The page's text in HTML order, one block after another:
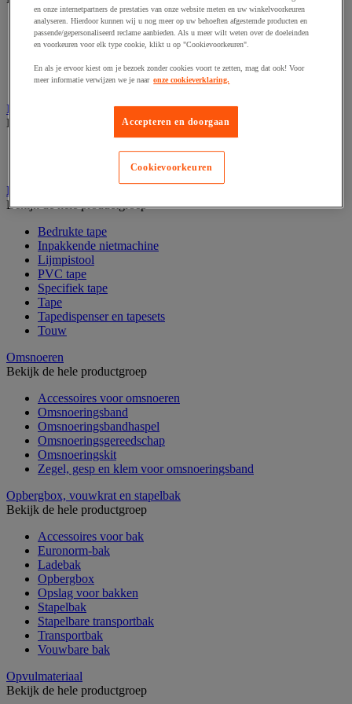
Codeertang
Documentenhoes
Sjabloon
Verzendetiketten en dispensers
Inpaktafel met afroller
Bekijk de hele productgroep
Lijmen, nieten en hechten
Bekijk de hele productgroep
Bedrukte tape
Inpakkende nietmachine
Lijmpistool
PVC tape
Specifiek tape
Tape
Tapedispenser en tapesets
Touw
Omsnoeren
Bekijk de hele productgroep
Accessoires voor omsnoeren
Omsnoeringsband
Omsnoeringsbandhaspel
Omsnoeringsgereedschap
Omsnoeringskit
Zegel, gesp en klem voor omsnoeringsband
Opbergbox, vouwkrat en stapelbak
Bekijk de hele productgroep
Accessoires voor bak
Euronorm-bak
Ladebak
Opbergbox
Opslag voor bakken
Stapelbak
Stapelbare transportbak
Transportbak
Vouwbare bak
Opvulmateriaal
Bekijk de hele productgroep
en onze internetpartners de prestaties van onze website meten en uw winkelvoorkeuren
analyseren. Hierdoor kunnen wij u nog meer op uw behoeften afgestemde producten en
passende/gepersonaliseerd reclame aanbieden. Als u meer wilt weten over de doeleinden
en voorkeuren voor elk type cookie, klikt u op "Cookievoorkeuren".
En als je ervoor kiest om je bezoek zonder cookies voort te zetten, mag dat ook! Voor
meer informatie verwijzen we je naar onze cookieverklaring.
Accepteren en doorgaan
Cookievoorkeuren